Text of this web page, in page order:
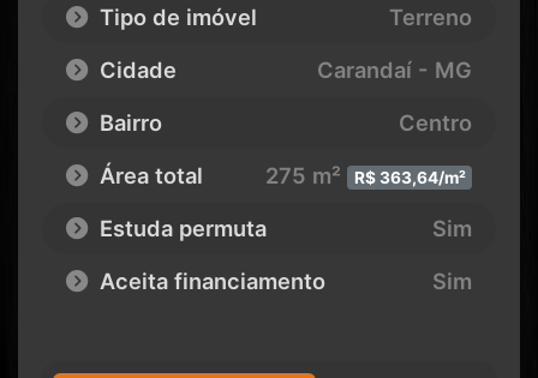
Tipo de imóvel
Terreno
Cidade
Carandaí - MG
Bairro
Centro
Área total
275 m² R$ 363,64/m²
Estuda permuta
Sim
Aceita financiamento
Sim